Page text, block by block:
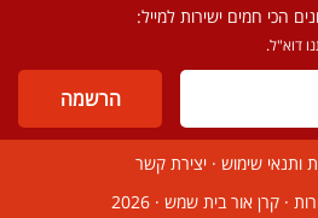
הכי חמים ישירות למייל:
דוא"ל.
ותנאי שימוש · יצירת קשר
·קרן אור בית שמש · 2026